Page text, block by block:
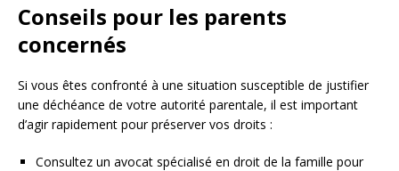
Conseils pour les parents
concernés
Si vous êtes confronté à une situation susceptible de justifier
une déchéance de votre autorité parentale, il est important
d’agir rapidement pour préserver vos droits :
Consultez un avocat spécialisé en droit de la famille pour